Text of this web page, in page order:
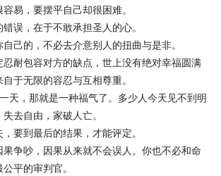
易，要摆平自己却很困难。
误，在于不敢承担圣人的心。
己的，不必去介意别人的扭曲与是非。
耐包容对方的缺点，世上没有绝对幸福圆满
于无限的容忍与互相尊重。
天，那就是一种福气了。多少人今天见不到明
去自由，家破人亡。
要到最后的结果，才能评定。
争吵，因果从来就不会误人。你也不必和命
平的审判官。